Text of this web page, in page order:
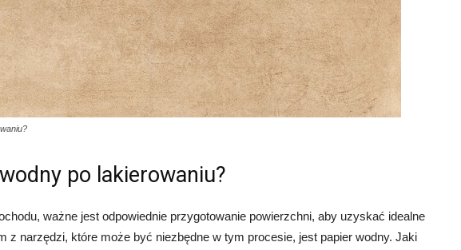
po lakierowaniu?
ważne jest odpowiednie przygotowanie powierzchni, aby uzyskać idealne
z narzędzi, które może być niezbędne w tym procesie, jest papier wodny. Jaki